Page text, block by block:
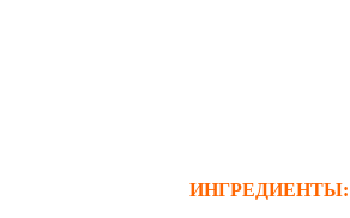
ИНГРЕДИЕНТЫ: